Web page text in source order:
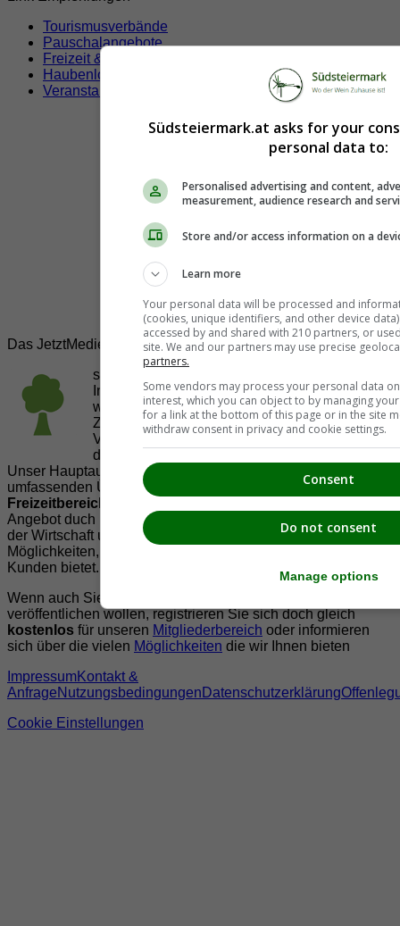
Tourismusverbände
Pauschalangebote
Freizeit & Sport
Haubenlokale
Veranstaltungen
Das JetztMedien.com Medien Netzwerk
suedsteiermark.at ist eine von vielen
Internetadressen derJetztMedien.com Medien ,
welche es sich zur Aufgabe gemacht hat, in
Zusammenarbeit mit regionalen Firmen,
Vereinen und Institutionen die
der Region Südsteiermark zu präsentieren.
Unser Hauptaugenmerk liegt dabei, der Bevölkerung einen
umfassenden Überblick der Möglichkeiten im
Freizeitbereich
Angebot duch Informationen zur regionalenGastronomie ,
der Wirtschaft und der Präsentation der zahlreichen
Möglichkeiten, welche die
Kunden bietet.
Wenn auch Sie Ihre Informationen auf suedsteiermark.at
veröffentlichen wollen, registrieren Sie sich doch gleich
kostenlos für unseren Mitgliederbereich oder informieren
sich über die vielen Möglichkeiten die wir Ihnen bieten
ImpressumKontakt &
AnfrageNutzungsbedingungen Datenschutzerklärung
Cookie Einstellungen
Südsteiermark.at asks for your
personal data to:
Personalised advertising and content,
measurement, audience research and
Store and/or access information on a
Learn more
Your personal data will be processed and
(cookies, unique identifiers, and other device
accessed by and shared with 210 partners, or
site. We and our partners may use precise
partners.
Some vendors may process your personal data
interest, which you can object to by managing
for a link at the bottom of this page or in the site
withdraw consent in privacy and cookie settings.
Consent
Do not consent
Manage options